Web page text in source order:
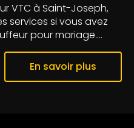
VTC à Saint-Joseph,
services si vous avez
pour mariage....
En savoir plus